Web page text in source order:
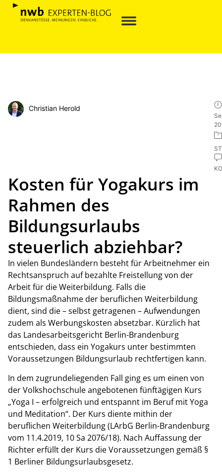
Christian Herold
Kosten für Yogakurs im
Rahmen des
Bildungsurlaubs
steuerlich abziehbar?
In vielen Bundesländern besteht für Arbeitnehmer ein
Rechtsanspruch auf bezahlte Freistellung von der
Arbeit für die Weiterbildung. Falls die
Bildungsmaßnahme der beruflichen Weiterbildung
dient, sind die – selbst getragenen – Aufwendungen
zudem als Werbungskosten absetzbar. Kürzlich hat
das Landesarbeitsgericht Berlin-Brandenburg
entschieden, dass ein Yogakurs unter bestimmten
Voraussetzungen Bildungsurlaub rechtfertigen kann.
In dem zugrundeliegenden Fall ging es um einen von
der Volkshochschule angebotenen fünftägigen Kurs
„Yoga I – erfolgreich und entspannt im Beruf mit Yoga
und Meditation“. Der Kurs diente mithin der
beruflichen Weiterbildung (LArbG Berlin-Brandenburg
vom 11.4.2019, 10 Sa 2076/18). Nach Auffassung der
Richter erfüllt der Kurs die Voraussetzungen gemäß §
1 Berliner Bildungsurlaubsgesetz.